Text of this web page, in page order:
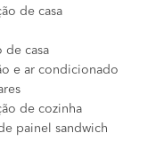
de casa
de casa
e ar condicionado
de cozinha
painel sandwich